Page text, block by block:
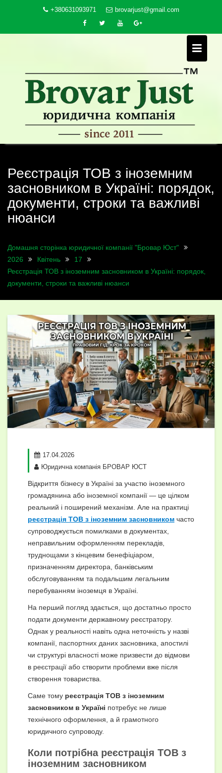
+380631093971 brovarjust@gmail.com
Реєстрація ТОВ з іноземним
засновником в Україні: порядок,
документи, строки та важливі
нюанси
Домашня сторінка юридичної компанії "Бровар Юст"
2026
Квітень
17
Реєстрація ТОВ з іноземним засновником в Україні: порядок,
документи, строки та важливі нюанси
17.04.2026
Юридична компанія БРОВАР ЮСТ
Відкриття бізнесу в Україні за участю іноземного
громадянина або іноземної компанії — це цілком
реальний і поширений механізм. Але на практиці
реєстрація ТОВ з іноземним засновником часто
супроводжується помилками в документах,
неправильним оформленням перекладів,
труднощами з кінцевим бенефіціаром,
призначенням директора, банківським
обслуговуванням та подальшим легальним
перебуванням іноземця в Україні.
На перший погляд здається, що достатньо просто
подати документи державному реєстратору.
Однак у реальності навіть одна неточність у назві
компанії, паспортних даних засновника, апостилі
чи структурі власності може призвести до відмови
в реєстрації або створити проблеми вже після
створення товариства.
Саме тому реєстрація ТОВ з іноземним
засновником в Україні потребує не лише
технічного оформлення, а й грамотного
юридичного супроводу.
Коли потрібна реєстрація ТОВ з
іноземним засновником